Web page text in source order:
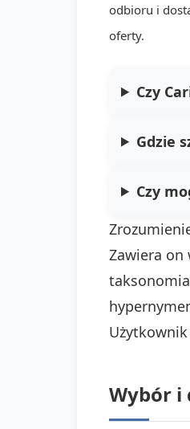
odbioru i
oferty.
Czy
Gdzie
Czy
Zawiera on
Wybór i